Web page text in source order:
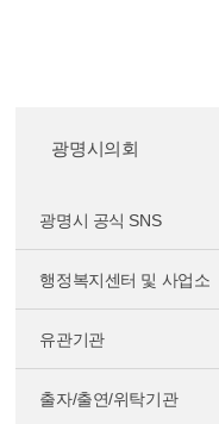
광명시의회
광명시 공식 SNS
행정복지센터 및 사업소
유관기관
출자/출연/위탁기관